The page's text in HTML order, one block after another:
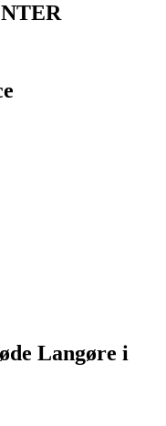
Langøre i